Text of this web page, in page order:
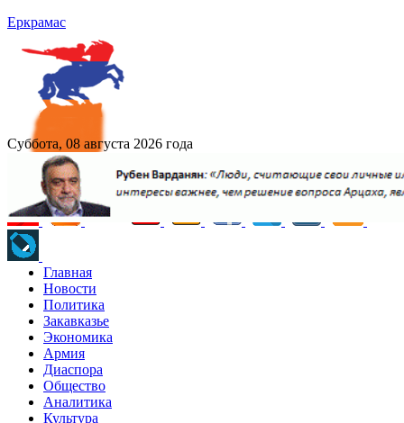
Еркрамас
Суббота, 08 августа 2026 года
Главная
Новости
Политика
Закавказье
Экономика
Армия
Диаспора
Общество
Аналитика
Культура